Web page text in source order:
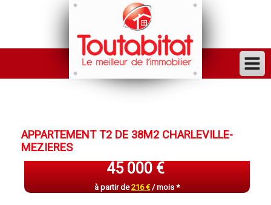
ACHETER
FINANCER
LOUER
GESTION
APPARTEMENT T2 DE 38M2 CHARLEVILLE-
MEZIERES
45 000 €
à partir de216 €/ mois *